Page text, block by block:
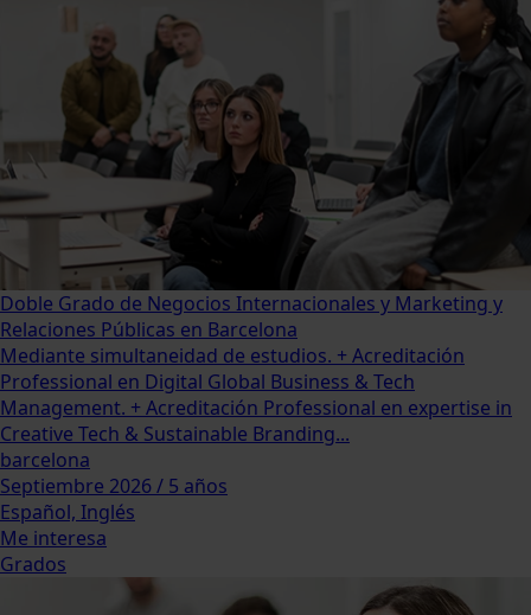
Doble Grado de Negocios Internacionales y Marketing y
Relaciones Públicas en Barcelona
Mediante simultaneidad de estudios. + Acreditación
Professional en Digital Global Business & Tech
Management. + Acreditación Professional en expertise in
Creative Tech & Sustainable Branding...
barcelona
Septiembre 2026 / 5 años
Español, Inglés
Me interesa
Grados